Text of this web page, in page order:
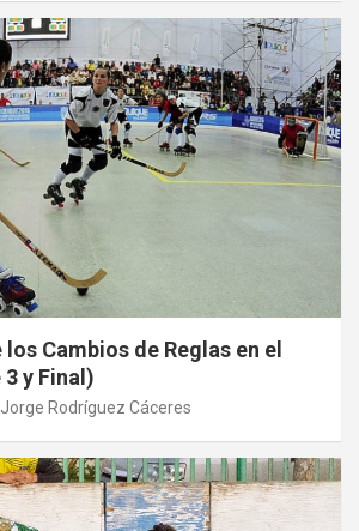
Cambios de Reglas en el
y Final)
Jorge Rodríguez Cáceres